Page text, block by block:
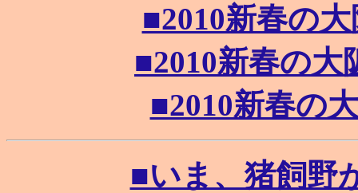
■2010新春の
■2010新春の大
■2010新春の
■いま、猪飼野